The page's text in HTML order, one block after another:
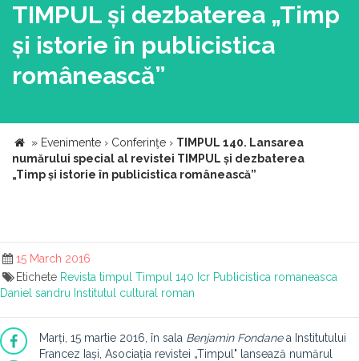
TIMPUL și dezbaterea „Timp
și istorie în publicistica
românească”
» Evenimente › Conferinţe › TIMPUL 140. Lansarea
numărului special al revistei TIMPUL și dezbaterea
„Timp și istorie în publicistica românească”
15 March 2016
Etichete Revista timpul Timpul 140 Icr Publicistica romaneasca
Daniel sandru Institutul cultural roman
Marți, 15 martie 2016, în sala Benjamin Fondanea Institutului
Francez Iași, Asociația revistei „Timpul" lansează numărul